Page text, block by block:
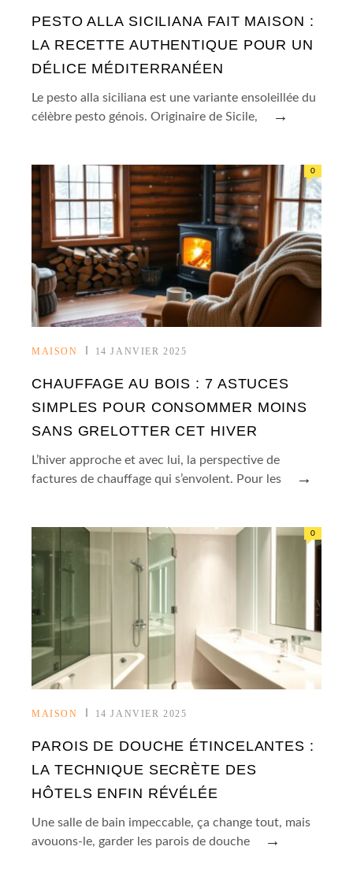
PESTO ALLA SICILIANA FAIT MAISON :
LA RECETTE AUTHENTIQUE POUR UN
DÉLICE MÉDITERRANÉEN
Le pesto alla siciliana est une variante ensoleillée du
célèbre pesto génois. Originaire de Sicile,
→
MAISON 14 JANVIER 2025
0
CHAUFFAGE AU BOIS : 7 ASTUCES
SIMPLES POUR CONSOMMER MOINS
SANS GRELOTTER CET HIVER
L’hiver approche et avec lui, la perspective de
factures de chauffage qui s’envolent. Pour les
→
MAISON 14 JANVIER 2025
0
PAROIS DE DOUCHE ÉTINCELANTES :
LA TECHNIQUE SECRÈTE DES
HÔTELS ENFIN RÉVÉLÉE
Une salle de bain impeccable, ça change tout, mais
avouons-le, garder les parois de douche
→